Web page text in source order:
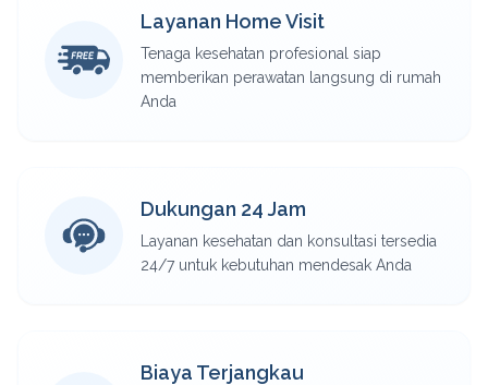
Layanan Home Visit
Tenaga kesehatan profesional siap
memberikan perawatan langsung di rumah
Anda
Dukungan 24 Jam
Layanan kesehatan dan konsultasi tersedia
24/7 untuk kebutuhan mendesak Anda
Biaya Terjangkau